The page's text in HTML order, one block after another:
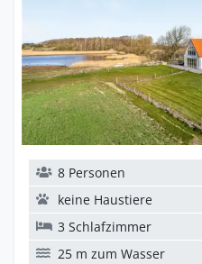
8 Personen
keine Haustiere
3 Schlafzimmer
25 m zum Wasser